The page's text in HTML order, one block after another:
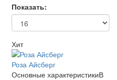
Показать:
Хит
Роза Айсберг
Основные характеристикиВ